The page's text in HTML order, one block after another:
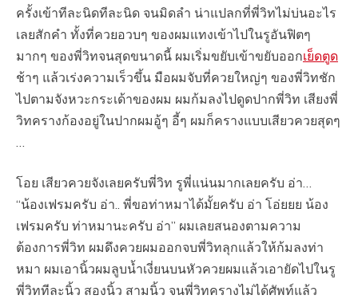
ครั้งเข้าทีละนิดทีละนิด จนมิดลำ น่าแปลกที่พี่วิทไม่บ่นอะไร
เลยสักคำ ทั้งที่ควยอวบๆ ของผมแทงเข้าไปในรูอันฟิตๆ
มากๆ ของพี่วิทจนสุดขนาดนี้ ผมเริ่มขยับเข้าขยับออกเย็ดตูด
ช้าๆ แล้วเร่งความเร็วขึ้น มือผมจับที่ควยใหญ่ๆ ของพี่วิทชัก
ไปตามจังหวะกระเด้าของผม ผมก้มลงไปดูดปากพี่วิท เสียงพี่
วิทครางก้องอยู่ในปากผมอู้ๆ อี้ๆ ผมก็ครางแบบเสียวควยสุดๆ
…
โอย เสียวควยจังเลยครับพี่วิท รูพี่แน่นมากเลยครับ อ่า…
“น้องเฟรมครับ อ่า.. พี่ขอท่าหมาได้มั้ยครับ อ่า โอ่ยยย น้อง
เฟรมครับ ท่าหมานะครับ อ่า” ผมเลยสนองตามความ
ต้องการพี่วิท ผมดึงควยผมออกจบพี่วิทลุกแล้วให้ก้มลงท่า
หมา ผมเอานิ้วผมลูบน้ำเงี่ยนบนหัวควยผมแล้วเอายัดไปในรู
พี่วิททีละนิ้ว สองนิ้ว สามนิ้ว จนพี่วิทครางไม่ได้ศัพท์แล้ว